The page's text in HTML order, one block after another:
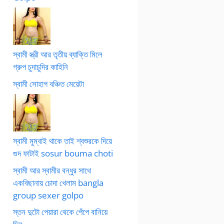
স্বামী স্ত্রী আর তৃতীয় ব্যাক্তি মিলে
গ্রুপ চুদাচুদির কাহিনি
স্বামী সোহাগ বঞ্চিত মেয়েটা
স্বামী মুম্বাই থাকে তাই শ্বশুরকে দিয়ে
গুদ ফাটাই sosur bouma choti
স্বামী আর স্বামীর বন্ধুর সাথে
একবিছানায় চোদা খেলাম bangla
group sexer golpo
স্তন দুটো পেয়ারা থেকে পেঁপে বানিয়ে